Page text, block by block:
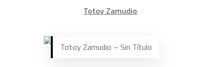
Totoy Zamudio
Totoy Zamudio – Sin Título